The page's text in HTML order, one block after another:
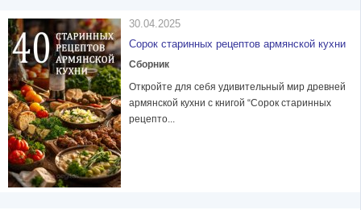
30.04.2025
Сорок старинных рецептов армянской кухни
Сборник
Откройте для себя удивительный мир древней
армянской кухни с книгой “Сорок старинных
рецепто...